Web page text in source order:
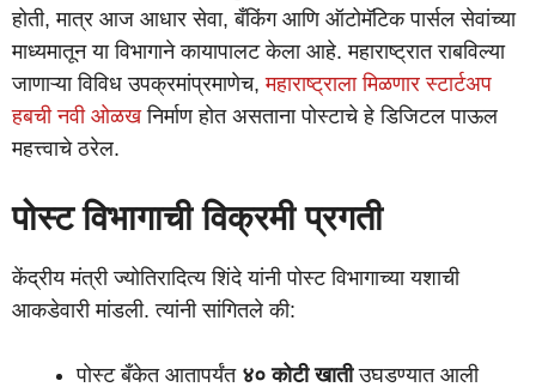
होती, मात्र आज आधार सेवा, बँकिंग आणि ऑटोमॅटिक पार्सल सेवांच्या
माध्यमातून या विभागाने कायापालट केला आहे. महाराष्ट्रात राबविल्या
जाणाऱ्या विविध उपक्रमांप्रमाणेच,महाराष्ट्राला मिळणार स्टार्टअप
हबची नवी ओळखनिर्माण होत असताना पोस्टाचे हे डिजिटल पाऊल
महत्त्वाचे ठरेल.
पोस्ट विभागाची विक्रमी प्रगती
केंद्रीय मंत्री ज्योतिरादित्य शिंदे यांनी पोस्ट विभागाच्या यशाची
आकडेवारी मांडली. त्यांनी सांगितले की:
पोस्ट बँकेत आतापर्यंत ४० कोटी खातीउघडण्यात आली